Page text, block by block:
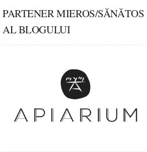
PARTENER MIEROS/SĂNĂTOS
AL BLOGULUI